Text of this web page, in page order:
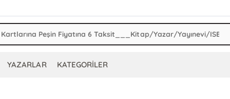
YAZARLAR KATEGORİLER